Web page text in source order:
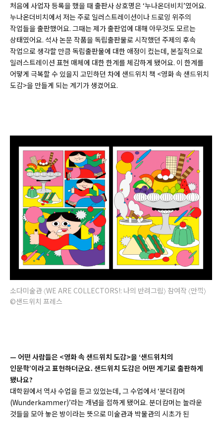
처음에 사업자 등록을 했을 때 출판사 상호명은 ‘누나온더비치’였어요.
누나온더비치에서 저는 주로 일러스트레이션이나 드로잉 위주의
작업들을 출판했어요. 그때는 제가 출판업에 대해 아무것도 모르는
상태였어요. 석사 논문 작품을 독립출판물로 시작했던 주제의 후속
작업으로 생각할 만큼 독립출판물에 대한 애정이 컸는데, 본질적으로
일러스트레이션 표현 매체에 대한 한계를 체감하게 됐어요. 이 한계를
어떻게 극복할 수 있을지 고민하던 차에 샌드위치 책 <영화 속 샌드위치
도감>을 만들게 되는 계기가 생겼어요.
소다미술관 〈WE ARE COLLECTORS!: 나의 반려그림〉 참여작 〈만끽〉
©샌드위치 프레스
— 어떤 사람들은 <영화 속 샌드위치 도감>을 ‘샌드위치의
인문학’이라고 표현하더군요. 샌드위치 도감은 어떤 계기로 출판하게
됐나요?
대학원에서 역사 수업을 듣고 있었는데, 그 수업에서 ‘분더캄머
(Wunderkammer)’라는 개념을 접하게 됐어요. 분더캄머는 놀라운
것들을 모아 놓은 방이라는 뜻으로 미술관과 박물관의 시초가 된